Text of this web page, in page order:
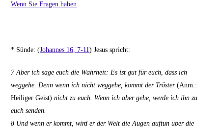
Wenn Sie Fragen haben
* Sünde: (Johannes 16, 7-11) Jesus spricht:
7 Aber ich sage euch die Wahrheit: Es ist gut für euch, dass ich
weggehe. Denn wenn ich nicht weggehe, kommt der Tröster(Anm.:
Heiliger Geist) nicht zu euch. Wenn ich aber gehe, werde ich ihn zu
euch senden.
8 Und wenn er kommt, wird er der Welt die Augen auftun über die